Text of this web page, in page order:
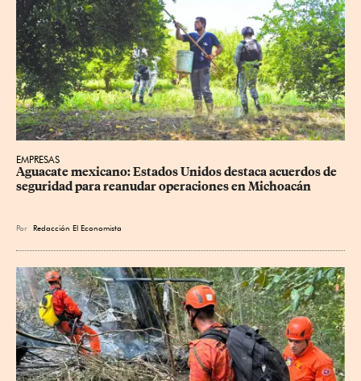
EMPRESAS
Aguacate mexicano: Estados Unidos destaca acuerdos de
seguridad para reanudar operaciones en Michoacán
Por Redacción El Economista